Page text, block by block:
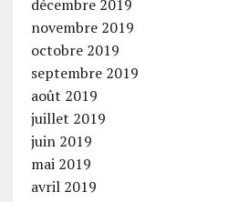
décembre 2019
novembre 2019
octobre 2019
septembre 2019
août 2019
juillet 2019
juin 2019
mai 2019
avril 2019